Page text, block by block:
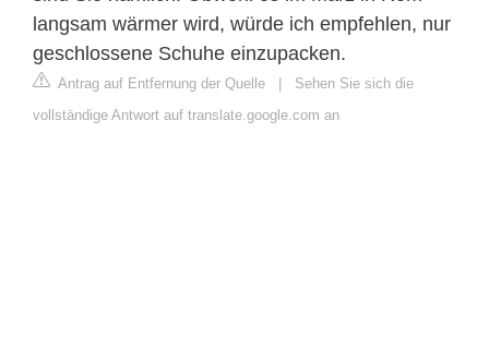
langsam wärmer wird, würde ich empfehlen, nur
geschlossene Schuhe einzupacken.
Antrag auf Entfernung der Quelle | Sehen Sie sich die
vollständige Antwort auf translate.google.com an